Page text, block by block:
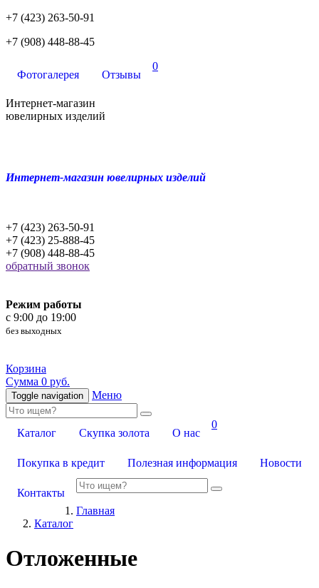
+7 (423) 263-50-91
+7 (908) 448-88-45
Фотогалерея Отзывы
0
Интернет-магазин
ювелирных изделий
Интернет-магазин ювелирных изделий
+7 (423) 263-50-91
+7 (423) 25-888-45
+7 (908) 448-88-45
обратный звонок
Режим работы
c 9:00 до 19:00
без выходных
Корзина
Сумма 0 руб.
Toggle navigation Меню
Каталог Скупка золота О нас
Покупка в кредит Полезная информация Новости
Контакты
0
Главная
Каталог
Отложенные